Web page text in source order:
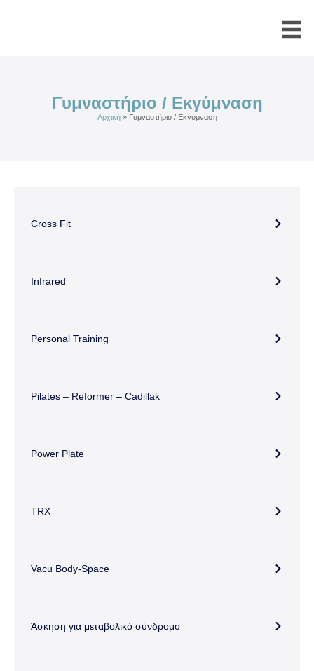
Γυμναστήριο / Εκγύμναση
Αρχική» Γυμναστήριο / Εκγύμναση
Cross Fit
Infrared
Personal Training
Pilates – Reformer – Cadillak
Power Plate
TRX
Vacu Body-Space
Άσκηση για μεταβολικό σύνδρομο